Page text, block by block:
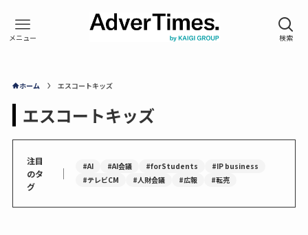
ホーム エスコートキッズ
エスコートキッズ
注目
のタ
グ
｜ #AI #AI会議 #forStudents
#IP business
#テレビCM
#人財会議 #広報 #転売